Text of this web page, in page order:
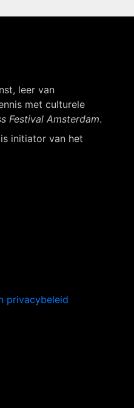
leer van
met culturele
Festival Amsterdam.
is initiator van het
privacybeleid